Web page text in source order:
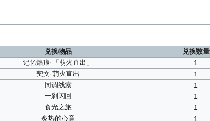
兑换物品 兑换数量
记忆烙痕·「萌火直出」 1
契文·萌火直出 1
同调线索 1
一刹闪回 1
食光之旅 1
炙热的心意 1